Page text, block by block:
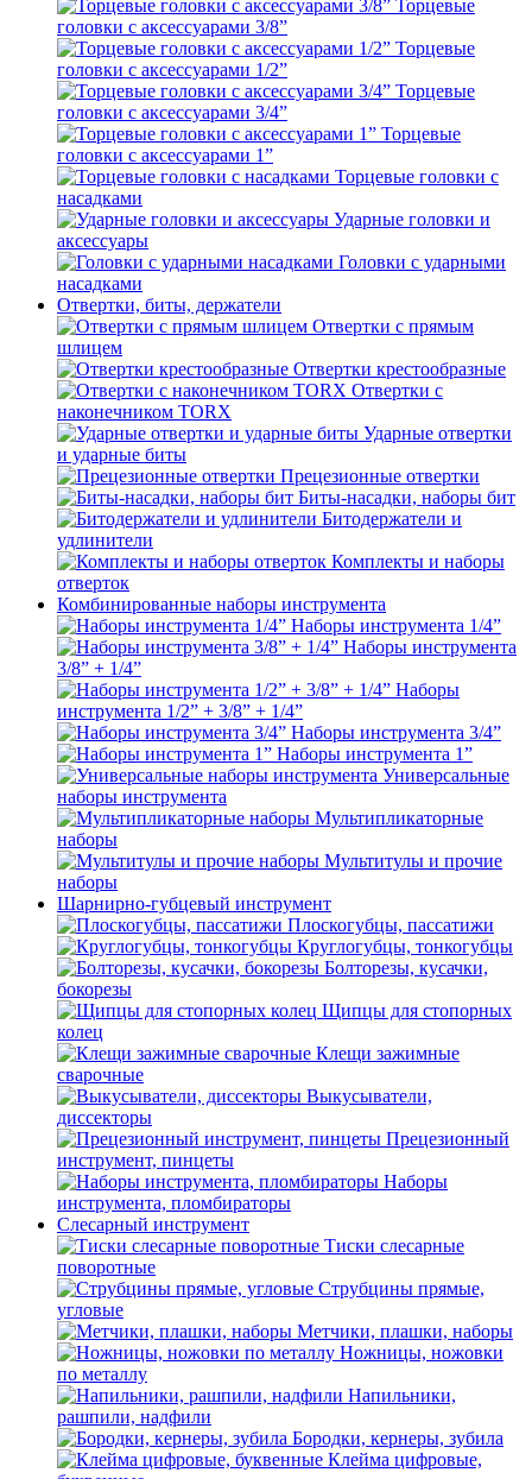
Торцевые
головки с аксессуарами 3/8”
Торцевые
головки с аксессуарами 1/2”
Торцевые
головки с аксессуарами 3/4”
Торцевые
головки с аксессуарами 1”
Торцевые головки с
насадками
Ударные головки и
аксессуары
Головки с ударными
насадками
Отвертки, биты, держатели
Отвертки с прямым
шлицем
Отвертки крестообразные
Отвертки с
наконечником TORX
Ударные отвертки
и ударные биты
Прецезионные отвертки
Биты-насадки, наборы бит
Битодержатели и
удлинители
Комплекты и наборы
отверток
Комбинированные наборы инструмента
Наборы инструмента 1/4”
Наборы инструмента
3/8” + 1/4”
Наборы
инструмента 1/2” + 3/8” + 1/4”
Наборы инструмента 3/4”
Наборы инструмента 1”
Универсальные
наборы инструмента
Мультипликаторные
наборы
Мультитулы и прочие
наборы
Шарнирно-губцевый инструмент
Плоскогубцы, пассатижи
Круглогубцы, тонкогубцы
Болторезы, кусачки,
бокорезы
Щипцы для стопорных
колец
Клещи зажимные
сварочные
Выкусыватели,
диссекторы
Прецезионный
инструмент, пинцеты
Наборы
инструмента, пломбираторы
Слесарный инструмент
Тиски слесарные
поворотные
Струбцины прямые,
угловые
Метчики, плашки, наборы
Ножницы, ножовки
по металлу
Напильники,
рашпили, надфили
Бородки, кернеры, зубила
Клейма цифровые,